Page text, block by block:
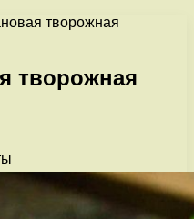
творожная
творожная